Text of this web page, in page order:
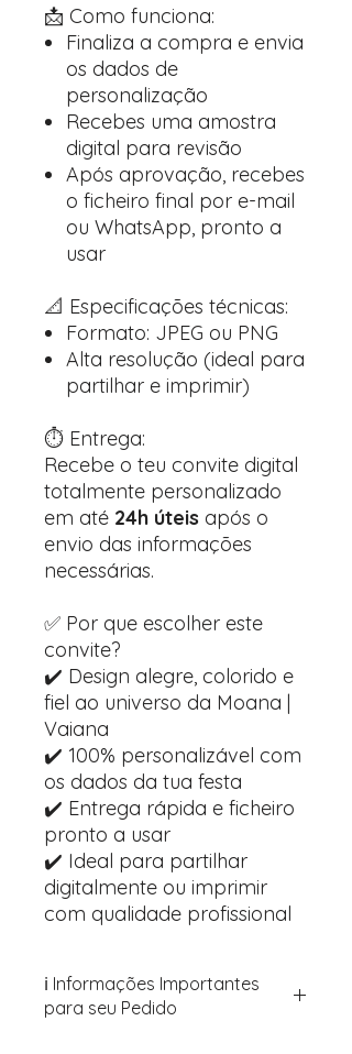
📩 Como funciona:
Finaliza a compra e envia
os dados de
personalização
Recebes uma amostra
digital para revisão
Após aprovação, recebes
o ficheiro final por e-mail
ou WhatsApp, pronto a
usar
📐 Especificações técnicas:
Formato: JPEG ou PNG
Alta resolução (ideal para
partilhar e imprimir)
⏱️ Entrega:
Recebe o teu convite digital
totalmente personalizado
em até 24h úteis após o
envio das informações
necessárias.
✅ Por que escolher este
convite?
✔️ Design alegre, colorido e
fiel ao universo da Moana |
Vaiana
✔️ 100% personalizável com
os dados da tua festa
✔️ Entrega rápida e ficheiro
pronto a usar
✔️ Ideal para partilhar
digitalmente ou imprimir
com qualidade profissional
ℹ️ Informações Importantes
para seu Pedido